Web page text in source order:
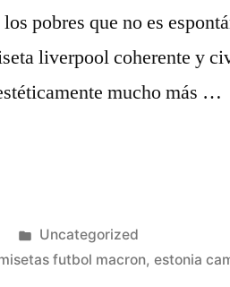
pobres que no es
liverpool coherente y
mucho más …
Publicado
en
Uncategorized
futbol macron,estonia